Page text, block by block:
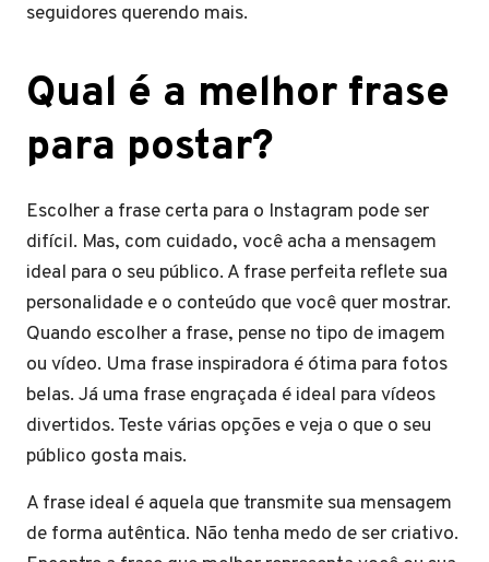
seguidores querendo mais.
Qual é a melhor frase
para postar?
Escolher a frase certa para o Instagram pode ser
difícil. Mas, com cuidado, você acha a mensagem
ideal para o seu público. A frase perfeita reflete sua
personalidade e o conteúdo que você quer mostrar.
Quando escolher a frase, pense no tipo de imagem
ou vídeo. Uma frase inspiradora é ótima para fotos
belas. Já uma frase engraçada é ideal para vídeos
divertidos. Teste várias opções e veja o que o seu
público gosta mais.
A frase ideal é aquela que transmite sua mensagem
de forma autêntica. Não tenha medo de ser criativo.